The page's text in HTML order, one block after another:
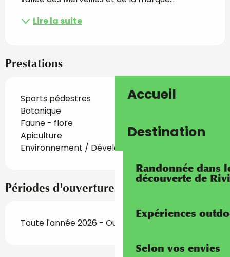
Accueil
Destination
Randonnée dans
découverte de
Expériences
Selon vos envies
Lire la suite
Prestations
Sports pédestres
Botanique
Faune - flore
Apiculture
Environnement / Développement durable
Périodes d'ouverture
Toute l'année 2026 - Ouvert tous les jours